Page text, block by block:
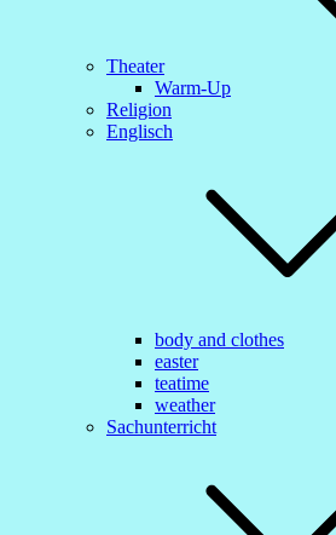
Theater
Warm-Up
Religion
Englisch
body and clothes
easter
teatime
weather
Sachunterricht